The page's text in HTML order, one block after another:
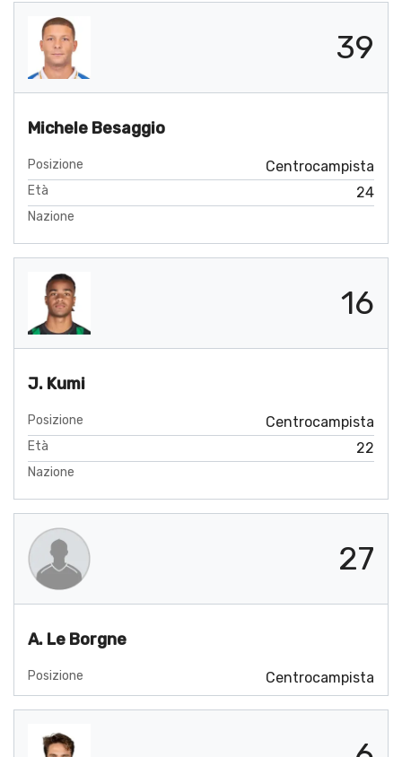
39
Michele Besaggio
Posizione Centrocampista
Età 24
Nazione
16
J. Kumi
Posizione Centrocampista
Età 22
Nazione
27
A. Le Borgne
Posizione Centrocampista